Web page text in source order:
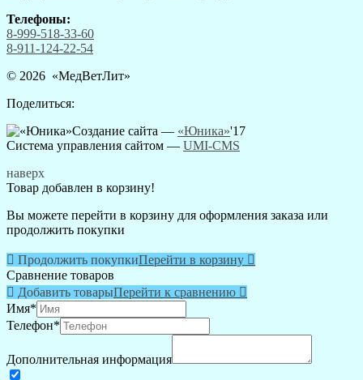
Телефоны:
8-999-518-33-60
8-911-124-22-54
© 2026 «МедВетЛит»
Поделиться:
Создание сайта — «Юника»'17
Система управления сайтом — UMI-CMS
наверх
Товар добавлен в корзину!
Вы можете перейти в корзину для оформления заказа или
продолжить покупки
 Продолжить покупкиПерейти в корзину 
Сравнение товаров
 Добавить товарыПерейти к сравнению 
Имя*
Телефон*
Дополнительная информация